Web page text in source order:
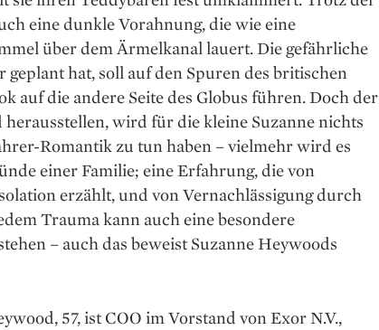
eine dunkle Vorahnung, die wie eine
über dem Ärmelkanal lauert. Die gefährliche
­geplant hat, soll auf den Spuren des britischen
auf die andere Seite des Globus führen. Doch der
wird für die kleine Suzanne nichts
Romantik zu tun haben – vielmehr wird es
einer Familie; eine Erfahrung, die von
erzählt, und von Vernachlässigung durch
Trauma kann auch eine besondere
– auch das beweist Suzanne Heywoods
57, ist COO im ­Vorstand von Exor N.V.,